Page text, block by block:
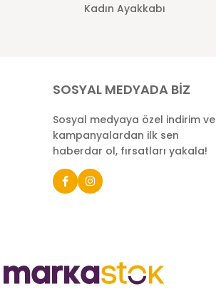
Kadın Ayakkabı
SOSYAL MEDYADA BİZ
Sosyal medyaya özel indirim ve
kampanyalardan ilk sen
haberdar ol, fırsatları yakala!